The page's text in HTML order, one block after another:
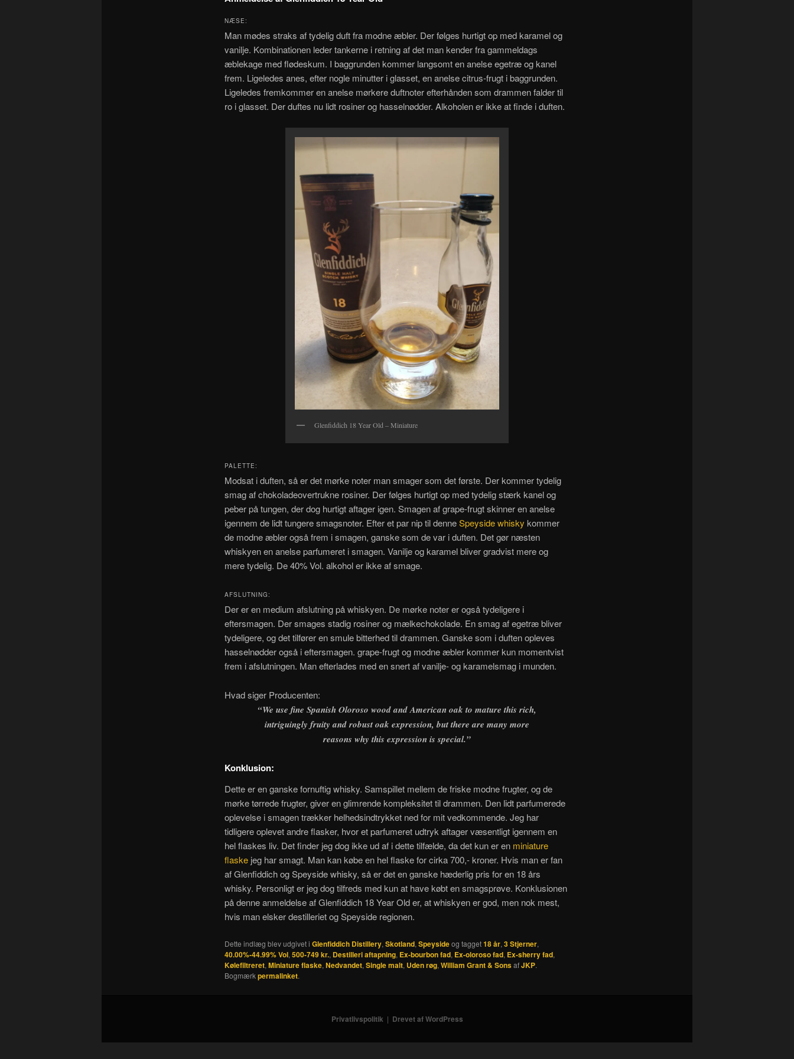
NÆSE:
Man mødes straks af tydelig duft fra modne æbler. Der følges hurtigt op med karamel og
vanilje. Kombinationen leder tankerne i retning af det man kender fra gammeldags
æblekage med flødeskum. I baggrunden kommer langsomt en anelse egetræ og kanel
frem. Ligeledes anes, efter nogle minutter i glasset, en anelse citrus-frugt i baggrunden.
Ligeledes fremkommer en anelse mørkere duftnoter efterhånden som drammen falder til
ro i glasset. Der duftes nu lidt rosiner og hasselnødder. Alkoholen er ikke at finde i duften.
Glenfiddich 18 Year Old – Miniature
PALETTE:
Modsat i duften, så er det mørke noter man smager som det første. Der kommer tydelig
smag af chokoladeovertrukne rosiner. Der følges hurtigt op med tydelig stærk kanel og
peber på tungen, der dog hurtigt aftager igen. Smagen af grape-frugt skinner en anelse
igennem de lidt tungere smagsnoter. Efter et par nip til denneSpeyside whisky kommer
de modne æbler også frem i smagen, ganske som de var i duften. Det gør næsten
whiskyen en anelse parfumeret i smagen. Vanilje og karamel bliver gradvist mere og
mere tydelig. De 40% Vol. alkohol er ikke af smage.
AFSLUTNING:
Der er en medium afslutning på whiskyen. De mørke noter er også tydeligere i
eftersmagen. Der smages stadig rosiner og mælkechokolade. En smag af egetræ bliver
tydeligere, og det tilfører en smule bitterhed til drammen. Ganske som i duften opleves
hasselnødder også i eftersmagen. grape-frugt og modne æbler kommer kun momentvist
frem i afslutningen. Man efterlades med en snert af vanilje- og karamelsmag i munden.
Hvad siger Producenten:
“We use fine Spanish Oloroso wood and American oak to mature this rich,
intriguingly fruity and robust oak expression, but there are many more
reasons why this expression is special.”
Konklusion:
Dette er en ganske fornuftig whisky. Samspillet mellem de friske modne frugter, og de
mørke tørrede frugter, giver en glimrende kompleksitet til drammen. Den lidt parfumerede
oplevelse i smagen trækker helhedsindtrykket ned for mit vedkommende. Jeg har
tidligere oplevet andre flasker, hvor et parfumeret udtryk aftager væsentligt igennem en
hel flaskes liv. Det finder jeg dog ikke ud af i dette tilfælde, da det kun er en miniature
flaskejeg har smagt. Man kan købe en hel flaske for cirka 700,- kroner. Hvis man er fan
af Glenfiddich og Speyside whisky, så er det en ganske hæderlig pris for en 18 års
whisky. Personligt er jeg dog tilfreds med kun at have købt en smagsprøve. Konklusionen
på denne anmeldelse af Glenfiddich 18 Year Old er, at whiskyen er god, men nok mest,
hvis man elsker destilleriet og Speyside regionen.
Dette indlæg blev udgivet i Glenfiddich Distillery, Skotland, Speysideog tagget18 år, 3 Stjerner,
40.00%-44.99% Vol, 500-749 kr., Destilleri aftapning, Ex-bourbon fad, Ex-oloroso fad, Ex-sherry fad,
Kølefiltreret, Miniature flaske, Nedvandet, Single malt, Uden røg, William Grant & SonsafJKP.
Bogmærkpermalinket.
Privatlivspolitik Drevet af WordPress